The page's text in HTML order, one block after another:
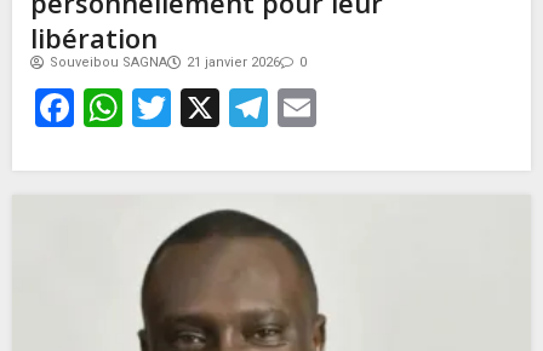
libération
Souveibou SAGNA 21 janvier 2026 0
Facebook
WhatsApp
Twitter
X Telegram